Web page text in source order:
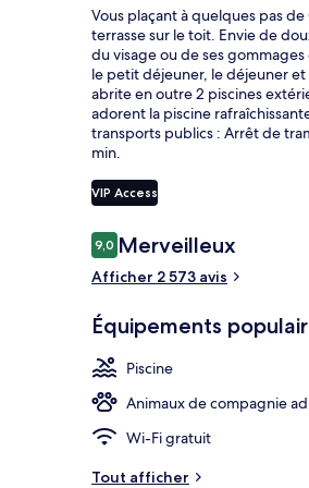
Vous plaçant à quelques pas
terrasse sur le toit. Envie de
du visage ou de ses
le petit déjeuner, le déjeuner
abrite en outre 2 piscines
adorent la piscine
transports publics : Arrêt de
min.
VIP Access
Avis
voyageurs
9,09,0 sur 10
Merveilleux
Afficher 2 573 avis
Équipements
Piscine
Animaux de compagnie
Wi-Fi gratuit
Tout afficher